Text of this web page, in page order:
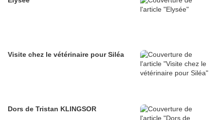
Visite chez le vétérinaire pour Siléa
Dors de Tristan KLINGSOR